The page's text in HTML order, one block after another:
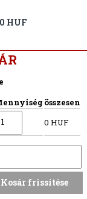
HUF
összesen
0 HUF